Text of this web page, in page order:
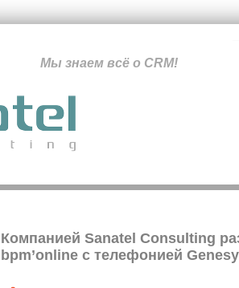
Мы знаем всё о CRM!
Компанией Sanatel Consulting
bpm’online с телефонией